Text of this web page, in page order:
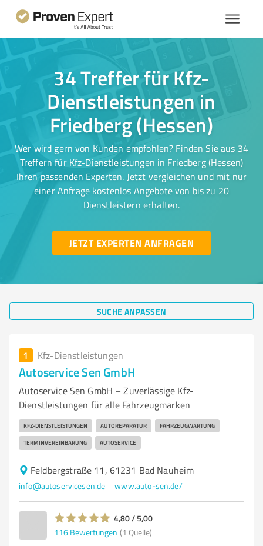
34 Treffer für Kfz-
Dienstleistungen in
Friedberg (Hessen)
Wer wird gern von Kunden empfohlen? Finden Sie aus 34
Treffern für Kfz-Dienstleistungen in Friedberg (Hessen)
Ihren passenden Experten. Jetzt vergleichen und mit nur
einer Anfrage kostenlos Angebote von bis zu 20
Dienstleistern erhalten.
JETZT EXPERTEN ANFRAGEN
SUCHE ANPASSEN
1 Kfz-Dienstleistungen
Autoservice Sen GmbH
Autoservice Sen GmbH – Zuverlässige Kfz-
Dienstleistungen für alle Fahrzeugmarken
KFZ-DIENSTLEISTUNGEN AUTOREPARATUR FAHRZEUGWARTUNG
TERMINVEREINBARUNG AUTOSERVICE
Feldbergstraße 11, 61231 Bad Nauheim
info@autoservicesen.de www.auto-sen.de/
4,80 / 5,00
116 Bewertungen (1 Quelle)